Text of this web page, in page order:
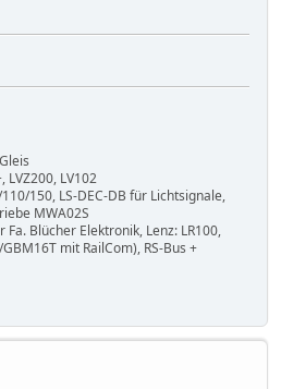
LVZ200, LV102
150, LS-DEC-DB für Lichtsignale,
MWA02S
Fa. Blücher Elektronik, Lenz: LR100,
mit RailCom), RS-Bus +